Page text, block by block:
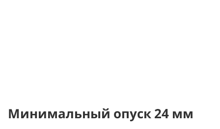
Минимальный опуск 24 мм